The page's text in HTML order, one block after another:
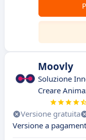
Moovly
Soluzione
Creare
Versione gratuita
Versione a